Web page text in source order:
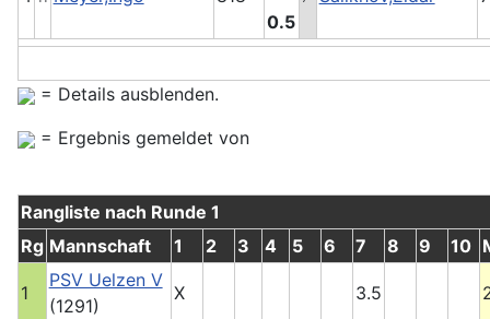
0.5
= Details ausblenden.
= Ergebnis gemeldet von
Rangliste nach Runde 1
Rg Mannschaft 1 2 3 4 5 6 7 8 9 10
1
PSV Uelzen V
(1291)
X 3.5